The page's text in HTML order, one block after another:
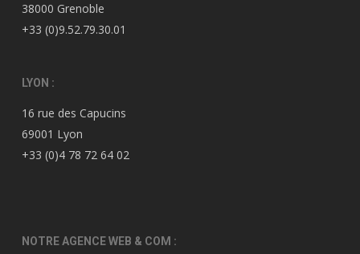
38000 Grenoble
+33 (0)9.52.79.30.01
LYON :
16 rue des Capucins
69001 Lyon
+33 (0)4 78 72 64 02
NOTRE AGENCE WEB & COM :